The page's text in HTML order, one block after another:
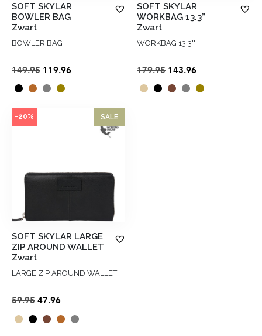
SOFT SKYLAR
BOWLER BAG
Zwart
BOWLER BAG
149.95 Oorspronkelijke
prijs
was:
119.96Huidige
€119.96.
SOFT SKYLAR
WORKBAG 13.3”
Zwart
WORKBAG 13.3''
179.95 Oorspronkelijke
prijs
was:
143.96Huidige
prijs
is:
SALE
-20%
SOFT SKYLAR LARGE
ZIP AROUND WALLET
Zwart
LARGE ZIP AROUND WALLET
59.95 Oorspronkelijke
prijs
was:
47.96Huidige
prijs
is: